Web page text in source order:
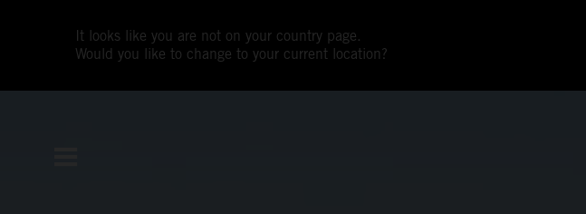
It looks like you are not on your country page.
Would you like to change to your current location?